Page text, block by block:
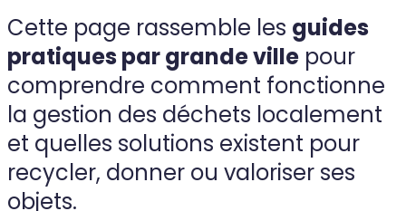
Cette page rassemble les guides
pratiques par grande ville pour
comprendre comment fonctionne
la gestion des déchets localement
et quelles solutions existent pour
recycler, donner ou valoriser ses
objets.